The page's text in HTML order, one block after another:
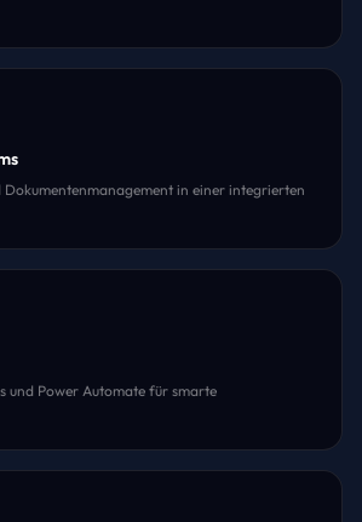
Dokumentenmanagement in einer integrierten
und Power Automate für smarte